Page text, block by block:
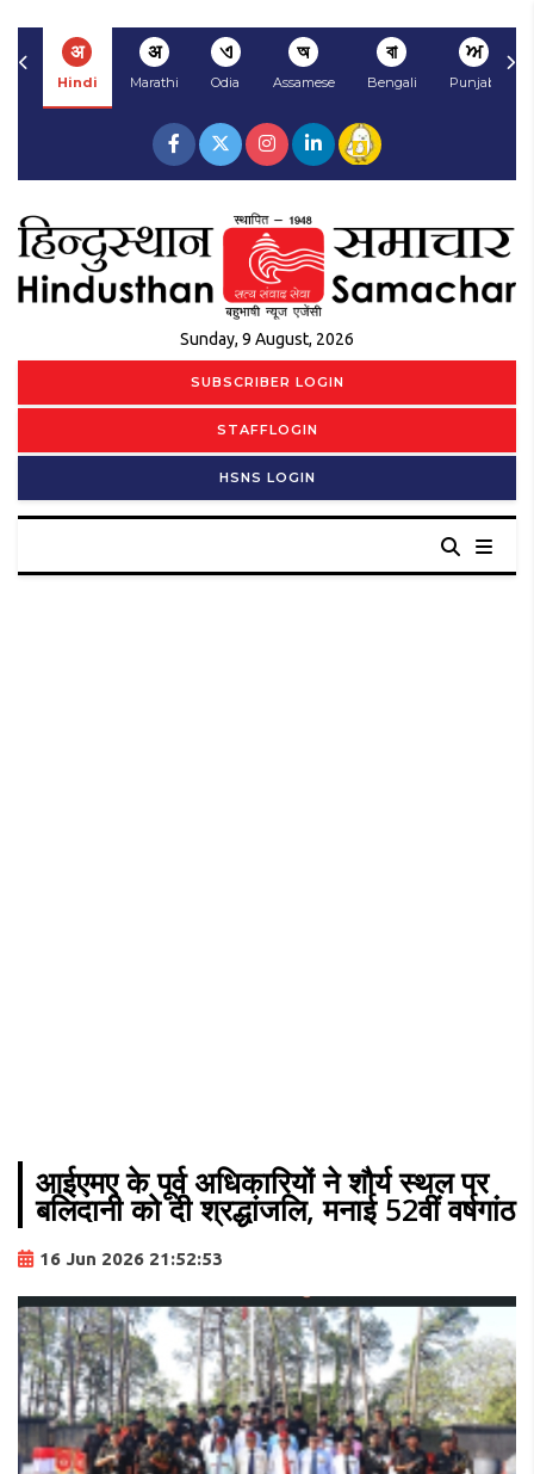
अ
Hindi
अ
Marathi
ଏ
Odia
অ
Assamese
বা
Bengali
ਅ
Punjabi
Sunday, 9 August, 2026
SUBSCRIBER LOGIN
STAFFLOGIN
HSNS LOGIN
आईएमए के पूर्व अधिकारियों ने शौर्य स्थल पर
बलिदानी को दी श्रद्धांजलि, मनाई 52वीं वर्षगांठ
16 Jun 2026 21:52:53